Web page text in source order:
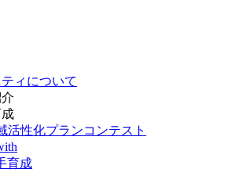
ィについて
活性化プランコンテスト
育成